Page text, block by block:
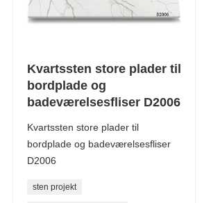
Kvartssten store plader til
bordplade og
badeværelsesfliser D2006
Kvartssten store plader til
bordplade og badeværelsesfliser
D2006
sten projekt